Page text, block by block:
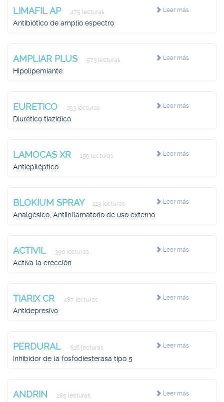
Leer más
LIMAFIL AP 475 lecturas
Antibiótico de amplio espectro
Leer más
AMPLIAR PLUS 573 lecturas
Hipolipemiante
Leer más
EURETICO 253 lecturas
Diurético tiazídico
Leer más
LAMOCAS XR 155 lecturas
Antiepiléptico
Leer más
BLOKIUM SPRAY 113 lecturas
Analgésico, Antiinflamatorio de uso externo
Leer más
ACTIVIL 390 lecturas
Activa la erección
Leer más
TIARIX CR 487 lecturas
Antidepresivo
Leer más
PERDURAL 616 lecturas
Inhibidor de la fosfodiesterasa tipo 5
Leer más
ANDRIN 285 lecturas